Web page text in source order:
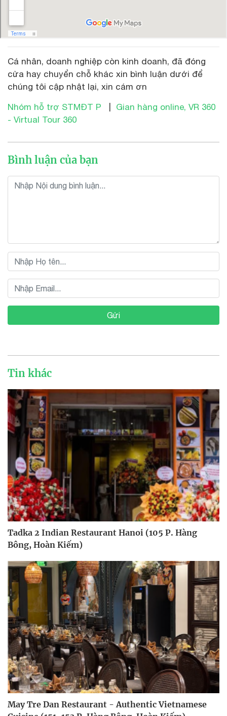
Cá nhân, doanh nghiệp còn kinh doanh, đã đóng
cửa hay chuyển chỗ khác xin bình luận dưới để
chúng tôi cập nhật lại, xin cám ơn
Nhóm hỗ trợ STMĐT P
Gian hàng online, VR 360
- Virtual Tour 360
Bình luận của bạn
Gửi
Tin khác
Tadka 2 Indian Restaurant Hanoi (105 P. Hàng
Bông, Hoàn Kiếm)
May Tre Dan Restaurant - Authentic Vietnamese